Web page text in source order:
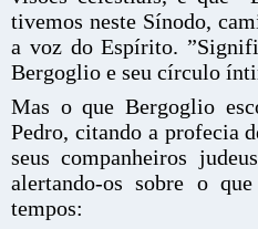
tivemos neste Sínodo,
a voz do Espírito.
Bergoglio e seu círculo
Mas o que Bergoglio
Pedro, citando a profecia
seus companheiros
alertando-os sobre o
tempos: